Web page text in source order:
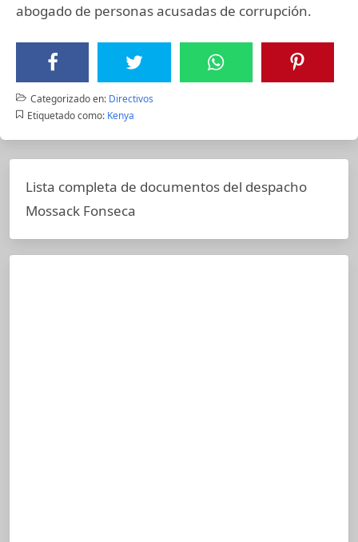
abogado de personas acusadas de corrupción.
Categorizado en: Directivos
Etiquetado como: Kenya
Lista completa de documentos del despacho
Mossack Fonseca